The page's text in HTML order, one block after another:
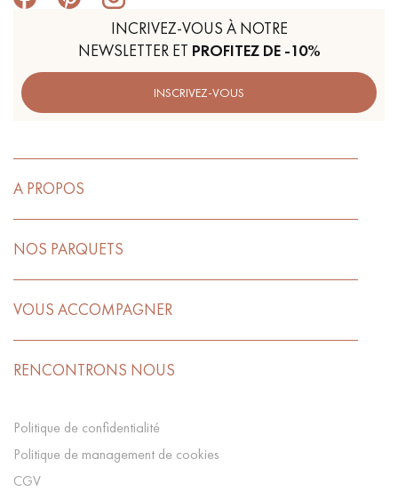
INCRIVEZ-VOUS À NOTRE
NEWSLETTER ET PROFITEZ DE -10%
INSCRIVEZ-VOUS
A PROPOS
NOS PARQUETS
VOUS ACCOMPAGNER
RENCONTRONS NOUS
Politique de confidentialité
Politique de management de cookies
CGV